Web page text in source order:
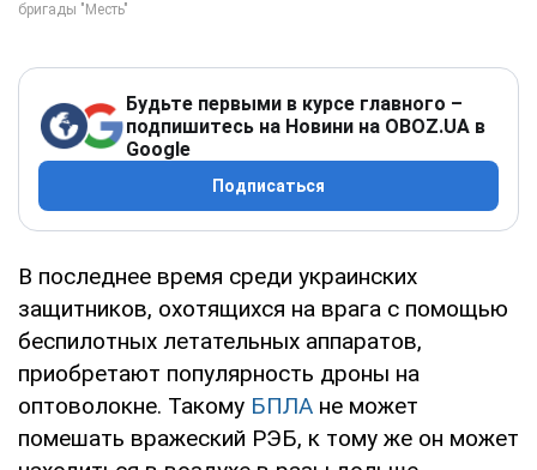
Будьте первыми в курсе главного –
подпишитесь на Новини на OBOZ.UA в
Google
Подписаться
В последнее время среди украинских
защитников, охотящихся на врага с помощью
беспилотных летательных аппаратов,
приобретают популярность дроны на
оптоволокне. Такому БПЛА не может
помешать вражеский РЭБ, к тому же он может